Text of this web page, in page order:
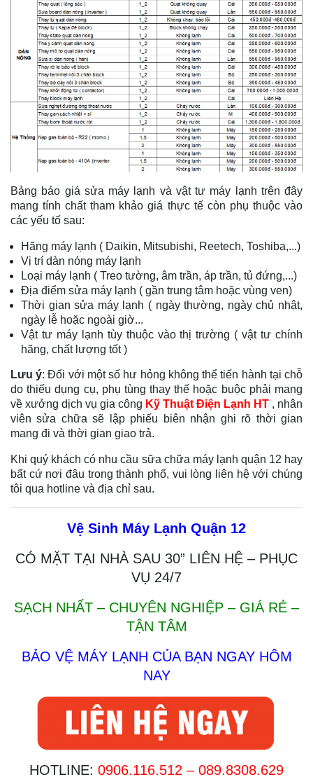
Bảng báo giá sửa máy lạnh và vật tư máy lạnh trên đây
mang tính chất tham khảo giá thực tế còn phụ thuộc vào
các yếu tố sau:
Hãng máy lạnh ( Daikin, Mitsubishi, Reetech, Toshiba,...)
Vị trí dàn nóng máy lạnh
Loại máy lạnh ( Treo tường, âm trần, áp trần, tủ đứng,...)
Địa điểm sửa máy lạnh ( gần trung tâm hoặc vùng ven)
Thời gian sửa máy lạnh ( ngày thường, ngày chủ nhật,
ngày lễ hoặc ngoài giờ...
Vật tư máy lạnh tùy thuộc vào thị trường ( vật tư chính
hãng, chất lượng tốt )
Lưu ý: Đối với một số hư hỏng không thể tiến hành tại chỗ
do thiếu dụng cụ, phụ tùng thay thế hoặc buộc phải mang
về xưởng dịch vụ gia công Kỹ Thuật Điện Lạnh HT , nhân
viên sửa chữa sẽ lập phiếu biên nhận ghi rõ thời gian
mang đi và thời gian giao trả.
Khi quý khách có nhu cầu sữa chữa máy lạnh quận 12 hay
bất cứ nơi đâu trong thành phố, vui lòng liên hệ với chúng
tôi qua hotline và địa chỉ sau.
Vệ Sinh Máy Lạnh Quận 12
CÓ MẶT TẠI NHÀ SAU 30” LIÊN HỆ – PHỤC
VỤ 24/7
SẠCH NHẤT – CHUYÊN NGHIỆP – GIÁ RẺ –
TẬN TÂM
BẢO VỆ MÁY LẠNH CỦA BẠN NGAY HÔM
NAY
HOTLINE: 0906.116.512 – 089.8308.629